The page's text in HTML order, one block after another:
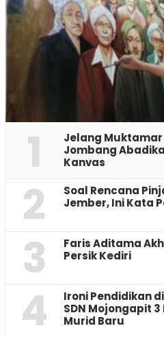
1
Jelang Muktamar
Jombang
Kanvas
2
‎Soal Rencana
Jember, Ini Kata
3
Faris Aditama
Persik Kediri
4
Ironi Pendidikan
SDN Mojongapit
Murid Baru